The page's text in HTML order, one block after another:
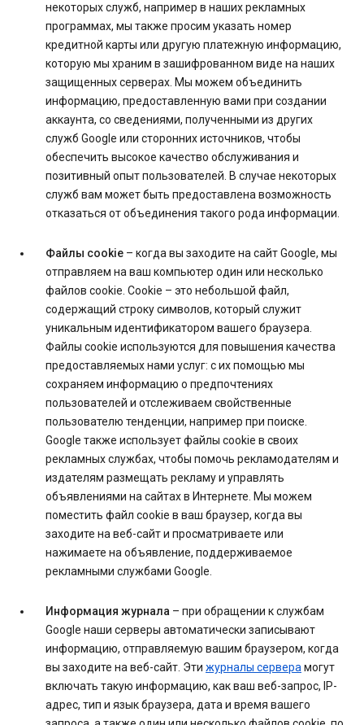
некоторых служб, например в наших рекламных
программах, мы также просим указать номер
кредитной карты или другую платежную информацию,
которую мы храним в зашифрованном виде на наших
защищенных серверах. Мы можем объединить
информацию, предоставленную вами при создании
аккаунта, со сведениями, полученными из других
служб Google или сторонних источников, чтобы
обеспечить высокое качество обслуживания и
позитивный опыт пользователей. В случае некоторых
служб вам может быть предоставлена возможность
отказаться от объединения такого рода информации.
Файлы cookie – когда вы заходите на сайт Google, мы
отправляем на ваш компьютер один или несколько
файлов cookie. Cookie – это небольшой файл,
содержащий строку символов, который служит
уникальным идентификатором вашего браузера.
Файлы cookie используются для повышения качества
предоставляемых нами услуг: с их помощью мы
сохраняем информацию о предпочтениях
пользователей и отслеживаем свойственные
пользователю тенденции, например при поиске.
Google также использует файлы cookie в своих
рекламных службах, чтобы помочь рекламодателям и
издателям размещать рекламу и управлять
объявлениями на сайтах в Интернете. Мы можем
поместить файл cookie в ваш браузер, когда вы
заходите на веб-сайт и просматриваете или
нажимаете на объявление, поддерживаемое
рекламными службами Google.
Информация журнала – при обращении к службам
Google наши серверы автоматически записывают
информацию, отправляемую вашим браузером, когда
вы заходите на веб-сайт. Эти журналы сервера могут
включать такую информацию, как ваш веб-запрос, IP-
адрес, тип и язык браузера, дата и время вашего